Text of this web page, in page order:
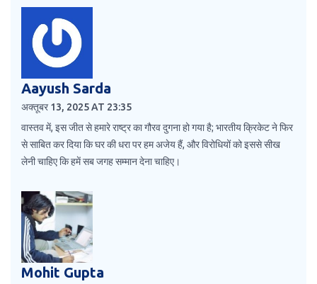
Aayush Sarda
अक्तूबर 13, 2025 AT 23:35
वास्तव में, इस जीत से हमारे राष्ट्र का गौरव दुगना हो गया है; भारतीय क्रिकेट ने फिर
से साबित कर दिया कि घर की धरा पर हम अजेय हैं, और विरोधियों को इससे सीख
लेनी चाहिए कि हमें सब जगह सम्मान देना चाहिए।
Mohit Gupta